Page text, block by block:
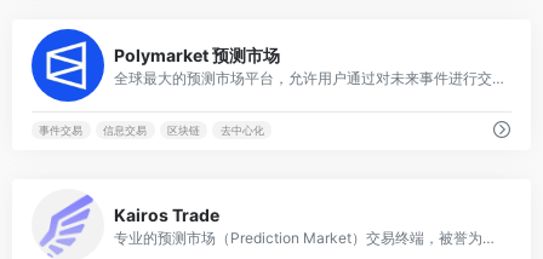
Polymarket 预测市场
全球最大的预测市场平台，允许用户通过对未来事件进行交易来获取信息和盈利，涵盖政治、经济、体育等多领域。
事件交易 信息交易 区块链 去中心化
Kairos Trade
专业的预测市场（Prediction Market）交易终端，被誉为预测市场领域的“Bloomberg Terminal”。